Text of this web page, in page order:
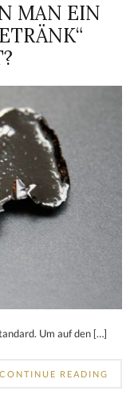
MAN EIN
Um auf den […]
CONTINUE READING